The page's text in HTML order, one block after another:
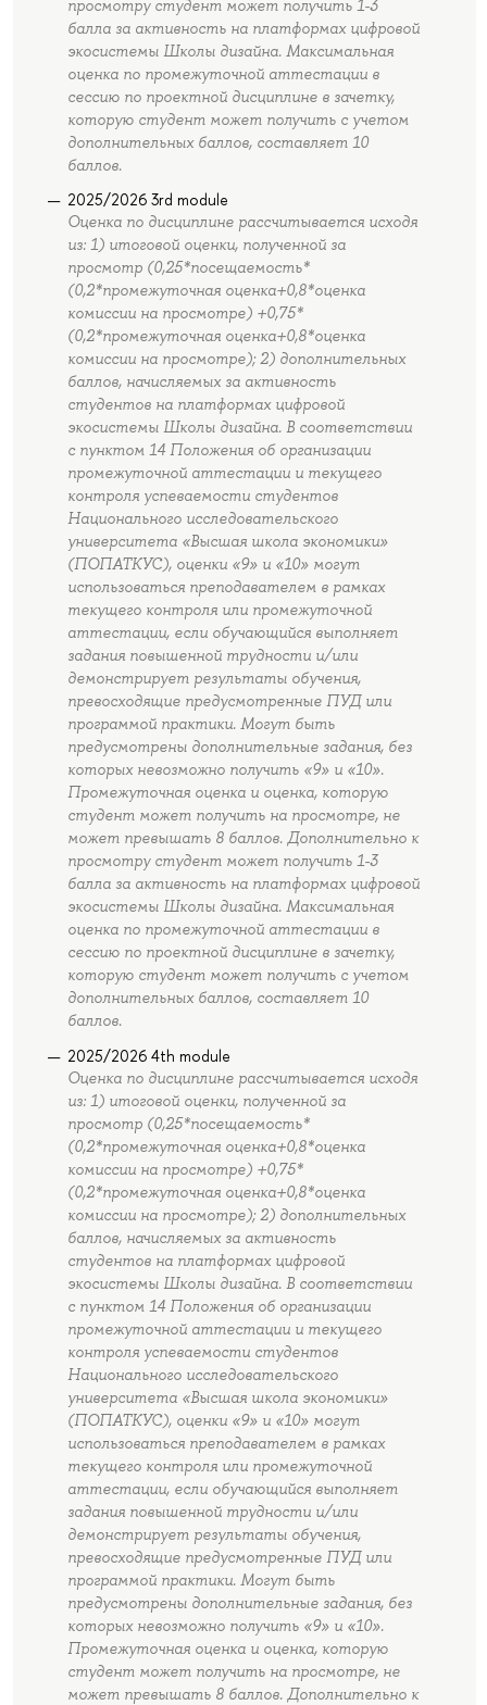
просмотру студент может получить 1-3
балла за активность на платформах цифровой
экосистемы Школы дизайна. Максимальная
оценка по промежуточной аттестации в
сессию по проектной дисциплине в зачетку,
которую студент может получить с учетом
дополнительных баллов, составляет 10
баллов.
2025/2026 3rd module
Оценка по дисциплине рассчитывается исходя
из: 1) итоговой оценки, полученной за
просмотр (0,25*посещаемость*
(0,2*промежуточная оценка+0,8*оценка
комиссии на просмотре) +0,75*
(0,2*промежуточная оценка+0,8*оценка
комиссии на просмотре); 2) дополнительных
баллов, начисляемых за активность
студентов на платформах цифровой
экосистемы Школы дизайна. В соответствии
с пунктом 14 Положения об организации
промежуточной аттестации и текущего
контроля успеваемости студентов
Национального исследовательского
университета «Высшая школа экономики»
(ПОПАТКУС), оценки «9» и «10» могут
использоваться преподавателем в рамках
текущего контроля или промежуточной
аттестации, если обучающийся выполняет
задания повышенной трудности и/или
демонстрирует результаты обучения,
превосходящие предусмотренные ПУД или
программой практики. Могут быть
предусмотрены дополнительные задания, без
которых невозможно получить «9» и «10».
Промежуточная оценка и оценка, которую
студент может получить на просмотре, не
может превышать 8 баллов. Дополнительно к
просмотру студент может получить 1-3
балла за активность на платформах цифровой
экосистемы Школы дизайна. Максимальная
оценка по промежуточной аттестации в
сессию по проектной дисциплине в зачетку,
которую студент может получить с учетом
дополнительных баллов, составляет 10
баллов.
2025/2026 4th module
Оценка по дисциплине рассчитывается исходя
из: 1) итоговой оценки, полученной за
просмотр (0,25*посещаемость*
(0,2*промежуточная оценка+0,8*оценка
комиссии на просмотре) +0,75*
(0,2*промежуточная оценка+0,8*оценка
комиссии на просмотре); 2) дополнительных
баллов, начисляемых за активность
студентов на платформах цифровой
экосистемы Школы дизайна. В соответствии
с пунктом 14 Положения об организации
промежуточной аттестации и текущего
контроля успеваемости студентов
Национального исследовательского
университета «Высшая школа экономики»
(ПОПАТКУС), оценки «9» и «10» могут
использоваться преподавателем в рамках
текущего контроля или промежуточной
аттестации, если обучающийся выполняет
задания повышенной трудности и/или
демонстрирует результаты обучения,
превосходящие предусмотренные ПУД или
программой практики. Могут быть
предусмотрены дополнительные задания, без
которых невозможно получить «9» и «10».
Промежуточная оценка и оценка, которую
студент может получить на просмотре, не
может превышать 8 баллов. Дополнительно к